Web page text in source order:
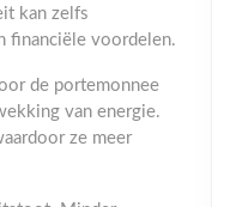
kan zelfs
financiële voordelen.
de portemonnee
van energie.
ze meer